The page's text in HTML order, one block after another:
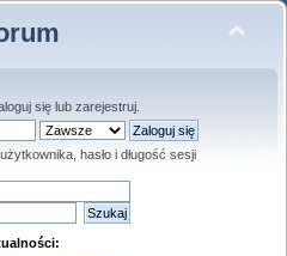
sięlub zarejestruj.
hasło i długość sesji